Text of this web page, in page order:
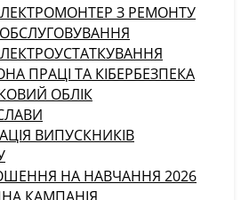
З РЕМОНТУ
ОБСЛУГОВУВАННЯ
ПРАЦІ ТА КІБЕРБЕЗПЕКА
ОБЛІК
ВИПУСКНИКІВ
НА НАВЧАННЯ 2026